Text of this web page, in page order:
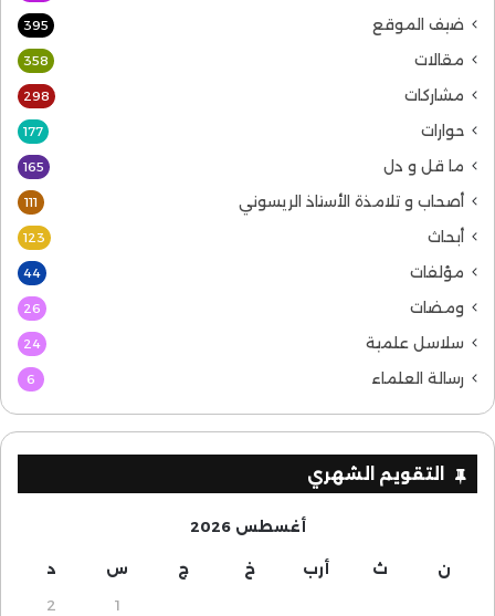
ضيف الموقع 395
مقالات 358
مشاركات 298
حوارات 177
ما قل و دل 165
أصحاب و تلامذة الأستاذ الريسوني 111
أبحاث 123
مؤلفات 44
ومضات 26
سلاسل علمية 24
رسالة العلماء 6
التقويم الشهري
أغسطس 2026
ن ث أرب خ ج س د
1
2